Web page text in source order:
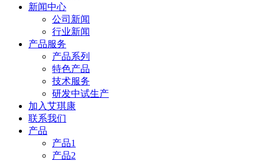
新闻中心
公司新闻
行业新闻
产品服务
产品系列
特色产品
技术服务
研发中试生产
加入艾琪康
联系我们
产品
产品1
产品2